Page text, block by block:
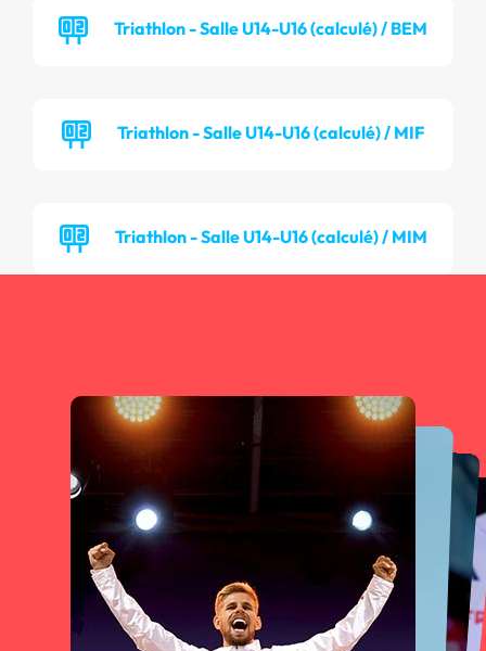
Triathlon - Salle U14-U16 (calculé) / BEM
Triathlon - Salle U14-U16 (calculé) / MIF
Triathlon - Salle U14-U16 (calculé) / MIM